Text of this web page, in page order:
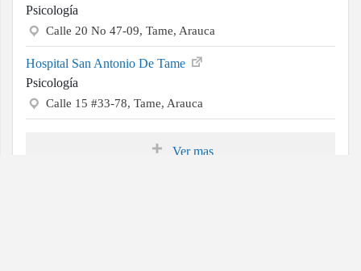
Psicología
Calle 20 No 47-09, Tame, Arauca
Hospital San Antonio De Tame
Psicología
Calle 15 #33-78, Tame, Arauca
Ver mas